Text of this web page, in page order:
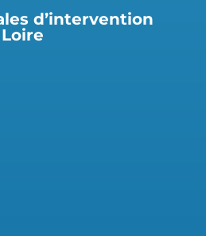
d’intervention